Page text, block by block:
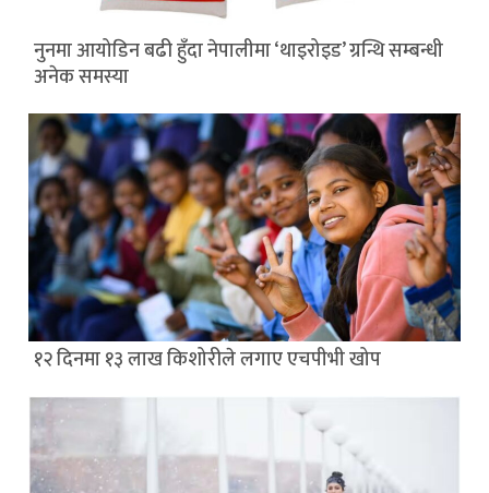
नुनमा आयोडिन बढी हुँदा नेपालीमा ‘थाइरोइड’ ग्रन्थि सम्बन्धी
अनेक समस्या
१२ दिनमा १३ लाख किशोरीले लगाए एचपीभी खोप